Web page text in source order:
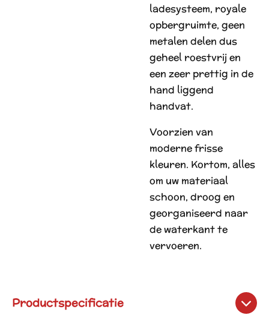
ladesysteem, royale
opbergruimte, geen
metalen delen dus
geheel roestvrij en
een zeer prettig in de
hand liggend
handvat.
Voorzien van
moderne frisse
kleuren. Kortom, alles
om uw materiaal
schoon, droog en
georganiseerd naar
de waterkant te
vervoeren.
Productspecificatie